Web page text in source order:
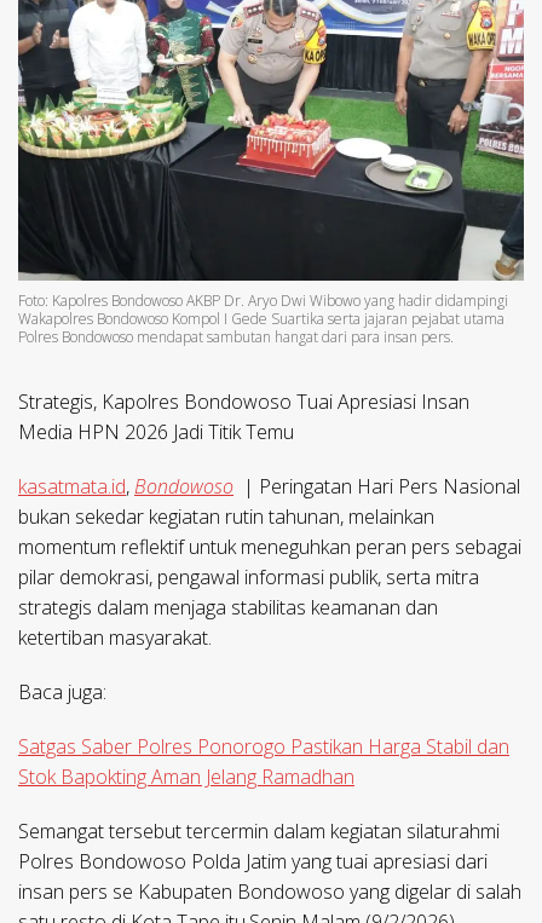
Foto: Kapolres Bondowoso AKBP Dr. Aryo Dwi Wibowo yang hadir didampingi
Wakapolres Bondowoso Kompol I Gede Suartika serta jajaran pejabat utama
Polres Bondowoso mendapat sambutan hangat dari para insan pers.
Strategis, Kapolres Bondowoso Tuai Apresiasi Insan
Media HPN 2026 Jadi Titik Temu
kasatmata.id,Bondowoso | Peringatan Hari Pers Nasional
bukan sekedar kegiatan rutin tahunan, melainkan
momentum reflektif untuk meneguhkan peran pers sebagai
pilar demokrasi, pengawal informasi publik, serta mitra
strategis dalam menjaga stabilitas keamanan dan
ketertiban masyarakat.
Baca juga:
Satgas Saber Polres Ponorogo Pastikan Harga Stabil dan
Stok Bapokting Aman Jelang Ramadhan
Semangat tersebut tercermin dalam kegiatan silaturahmi
Polres Bondowoso Polda Jatim yang tuai apresiasi dari
insan pers se Kabupaten Bondowoso yang digelar di salah